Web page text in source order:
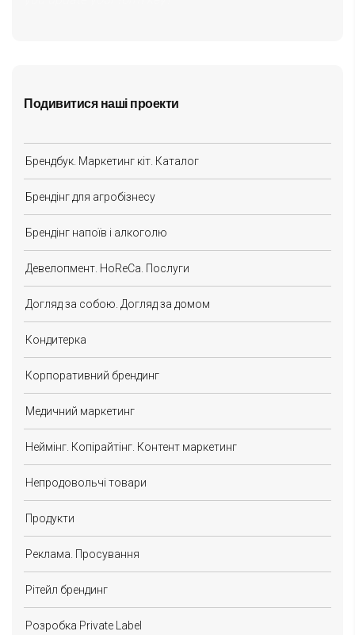
Подивитися наші проекти
Брендбук. Маркетинг кіт. Каталог
Брендінг для агробізнесу
Брендінг напоїв і алкоголю
Девелопмент. HoReCa. Послуги
Догляд за собою. Догляд за домом
Кондитерка
Корпоративний брендинг
Медичний маркетинг
Неймінг. Копірайтінг. Контент маркетинг
Непродовольчі товари
Продукти
Реклама. Просування
Рітейл брендинг
Розробка Private Label